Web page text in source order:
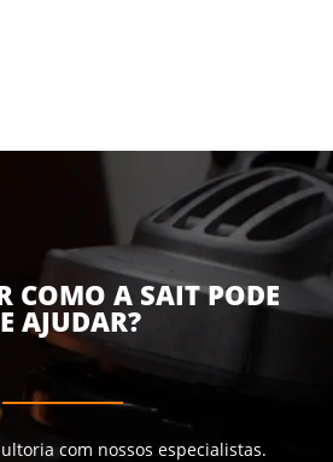
COMO A SAIT PODE
AJUDAR?
com nossos especialistas.